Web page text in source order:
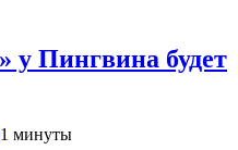
у Пингвина будет
1 минуты